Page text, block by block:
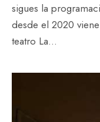
sigues la
desde el 2020
teatro La...